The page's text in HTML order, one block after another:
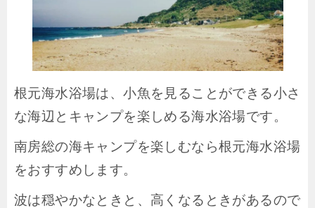
根元海水浴場は、小魚を見ることができる小さ
な海辺とキャンプを楽しめる海水浴場です。
南房総の海キャンプを楽しむなら根元海水浴場
をおすすめします。
波は穏やかなときと、高くなるときがあるので